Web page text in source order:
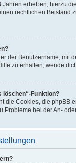
erheben, hierzu
rechtlichen
der Benutzername,
zu erhalten, wende
löschen“-Funktion?
die Cookies, die
Probleme bei der An-